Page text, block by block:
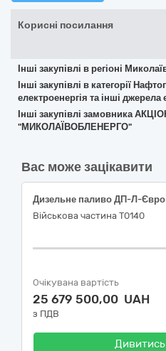
Корисні посилання
Інші закупівлі в регіоні
Інші закупівлі в категорії
електроенергія та інші джерела
Інші закупівлі замовника
"МИКОЛАЇВОБЛЕНЕРГО"
Вас може зацікавити
Дизельне паливо ДП-Л-Євро
Військова частина Т0140
Очікувана вартість
25 679 500,00 UAH
з ПДВ
Дивитись